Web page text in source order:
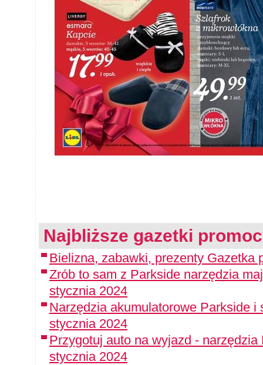
Najbliższe gazetki
Bielizna, zabawki, prezenty Gazetka
Zrób to sam z Parkside narzędzia
stycznia 2024
Narzędzia akumulatorowe Parkside i
stycznia 2024
Przygotuj auto na wyjazd -
stycznia 2024